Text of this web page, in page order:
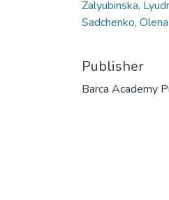
Zalyubinska,
Sadchenko,
Publisher
Barca Academy